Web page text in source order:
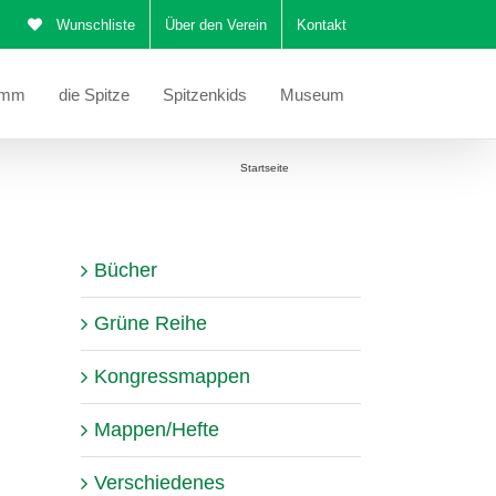
Wunschliste Über den Verein Kontakt
die Spitze Spitzenkids Museum
Startseite
Bücher
Grüne Reihe
Kongressmappen
Mappen/Hefte
Verschiedenes